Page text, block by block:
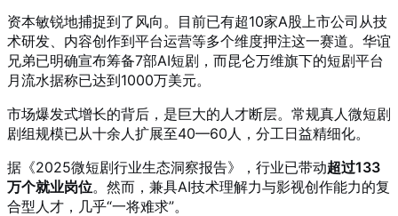
资本敏锐地捕捉到了风向。目前已有超10家A股上市公司从技
术研发、内容创作到平台运营等多个维度押注这一赛道。华谊
兄弟已明确宣布筹备7部AI短剧，而昆仑万维旗下的短剧平台
月流水据称已达到1000万美元。
市场爆发式增长的背后，是巨大的人才断层。常规真人微短剧
剧组规模已从十余人扩展至40—60人，分工日益精细化。
据《2025微短剧行业生态洞察报告》，行业已带动超过133
万个就业岗位。然而，兼具AI技术理解力与影视创作能力的复
合型人才，几乎“一将难求”。